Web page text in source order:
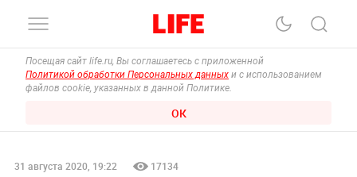
Посещая сайт life.ru, Вы соглашаетесь с приложенной
Политикой обработки Персональных данных и с использованием
файлов cookie, указанных в данной Политике.
ОК
31 августа 2020, 19:22 17134